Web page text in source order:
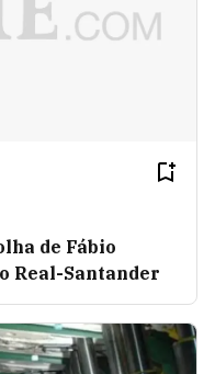
de Fábio
Real-Santander